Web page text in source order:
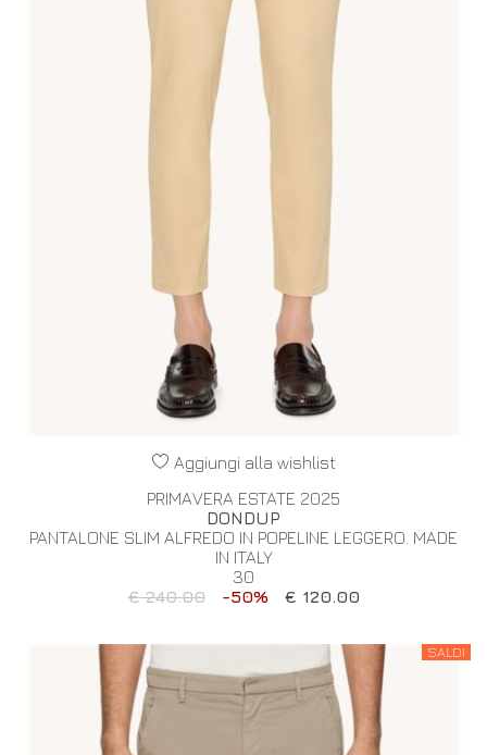
Aggiungi alla wishlist
PRIMAVERA ESTATE 2025
DONDUP
PANTALONE SLIM ALFREDO IN POPELINE LEGGERO. MADE
IN ITALY
30
€ 240.00
-50% € 120.00
SALDI